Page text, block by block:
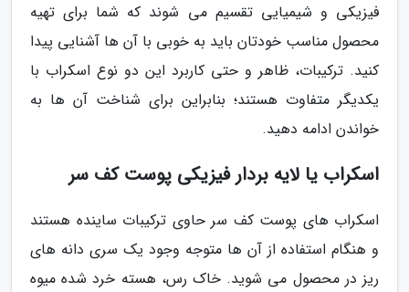
فیزیکی و شیمیایی تقسیم می شوند که شما برای تهیه
محصول مناسب خودتان باید به خوبی با آن ها آشنایی پیدا
کنید. ترکیبات، ظاهر و حتی کاربرد این دو نوع اسکراب با
یکدیگر متفاوت هستند؛ بنابراین برای شناخت آن ها به
خواندن ادامه دهید.
اسکراب یا لایه بردار فیزیکی پوست کف سر
اسکراب های پوست کف سر حاوی ترکیبات ساینده هستند
و هنگام استفاده از آن ها متوجه وجود یک سری دانه های
ریز در محصول می شوید. خاک رس، هسته خرد شده میوه